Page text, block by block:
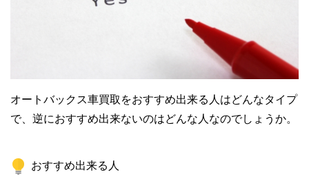
オートバックス車買取をおすすめ出来る人はどんなタイプ
で、逆におすすめ出来ないのはどんな人なのでしょうか。
おすすめ出来る人